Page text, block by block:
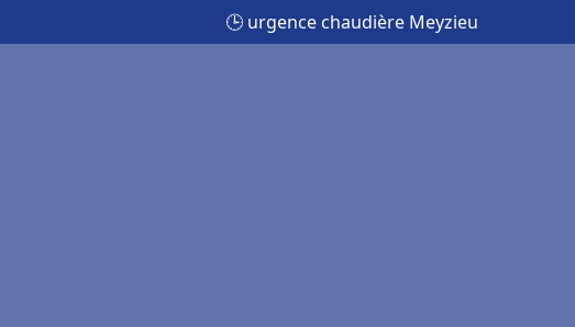
🕒 urgence chaudière Meyzieu